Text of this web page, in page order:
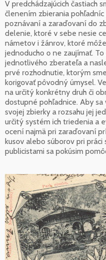
V predchádzajúcich častiach
členením zbierania
poznávaní a zaraďovaní do
delenie, ktoré v sebe nesie
námetov i žánrov, ktoré
jednoducho o ne zaujímať.
jednotlivého zberateľa a
prvé rozhodnutie, ktorým
korigovať pôvodný úmysel.
na určitý konkrétny druh či
dostupné pohľadnice. Aby
svojej zbierky a rozsahu jej
určitý systém ich triedenia a
ocení najmä pri zaraďovaní
kusov alebo súborov pri práci
publicistami sa pokúsim